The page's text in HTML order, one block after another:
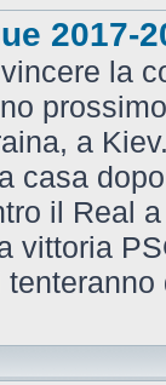
2017-
la
a
casa
il Real
vittoria